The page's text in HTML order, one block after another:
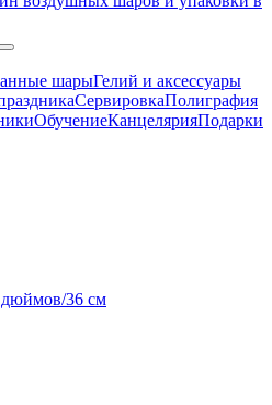
шарыГелий и аксессуары
СервировкаПолиграфия
ОбучениеКанцелярияПодарки
36 см